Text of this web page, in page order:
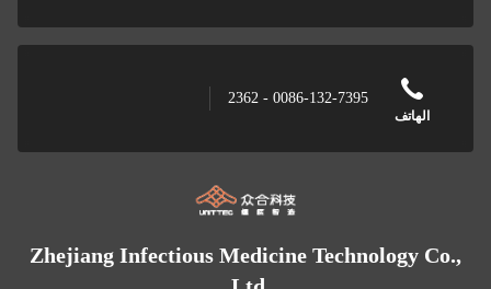
الهاتف
0086-132-7395 - 2362
Zhejiang Infectious Medicine Technology Co.,